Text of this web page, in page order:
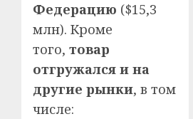
Федерацию ($15,3
млн). Кроме
того, товар
отгружался и на
другие рынки, в том
числе: